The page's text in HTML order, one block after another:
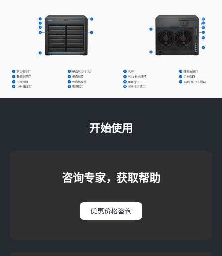
开始使用
咨询专家，获取帮助
优惠价格咨询